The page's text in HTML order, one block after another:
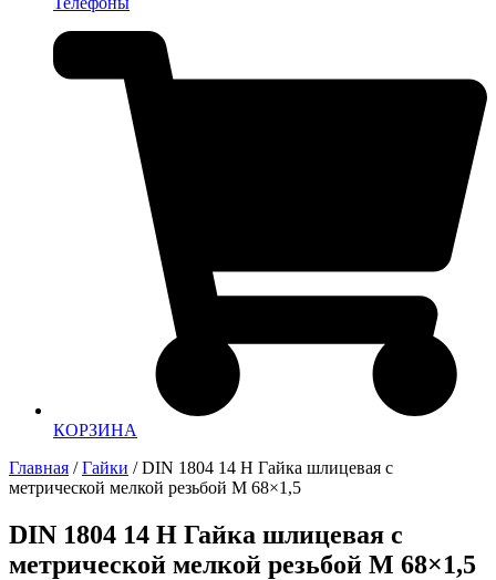
КОРЗИНА
Главная /Гайки / DIN 1804 14 H Гайка шлицевая с
метрической мелкой резьбой M 68×1,5
DIN 1804 14 H Гайка шлицевая с
метрической мелкой резьбой M 68×1,5